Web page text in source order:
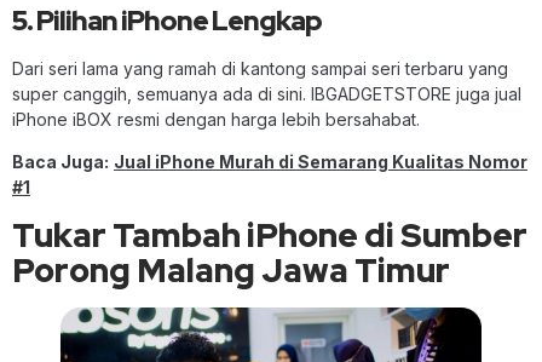
5. Pilihan iPhone Lengkap
Dari seri lama yang ramah di kantong sampai seri terbaru yang
super canggih, semuanya ada di sini. IBGADGETSTORE juga jual
iPhone iBOX resmi dengan harga lebih bersahabat.
Baca Juga: Jual iPhone Murah di Semarang Kualitas Nomor
#1
Tukar Tambah iPhone di Sumber
Porong Malang Jawa Timur